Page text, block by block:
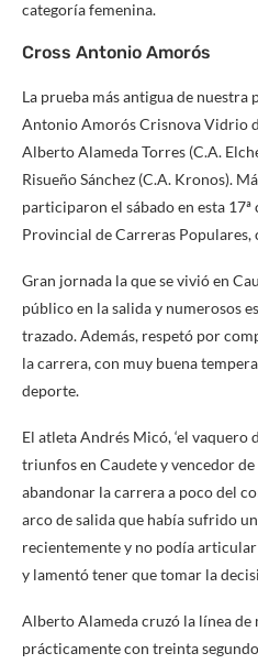
categoría femenina.
Cross Antonio Amorós
La prueba más antigua de nuestra
Antonio Amorós Crisnova Vidrio
Alberto Alameda Torres (C.A.
Risueño Sánchez (C.A. Kronos).
participaron el sábado en esta
Provincial de Carreras
Gran jornada la que se vivió en
público en la salida y numerosos
trazado. Además, respetó por
la carrera, con muy buena
deporte.
El atleta Andrés Micó, ‘el vaquero
triunfos en Caudete y vencedor
abandonar la carrera a poco del
arco de salida que había sufrido
recientemente y no podía
y lamentó tener que tomar la
Alberto Alameda cruzó la línea de
prácticamente con treinta